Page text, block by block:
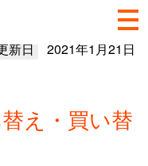
新日 2021年1月21日
え・買い替